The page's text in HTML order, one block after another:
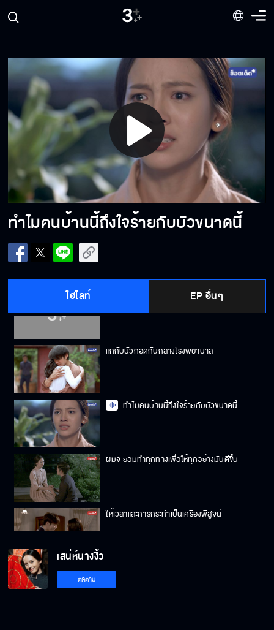
Play
Video
ทำไมคนบ้านนี้ถึงใจร้ายกับบัวขนาดนี้
ไฮไลท์ EP อื่นๆ
ไปบอกป๊าเธอให้ลดค่าสินสอดเลยนะ
เพราะอะไรคุณถึงรักฉัน
ในที่สุดผมก็ได้ยินคำว่ารักจากปากคุณ
แกกับบัวกอดกันกลางโรงพยาบาล
ทำไมคนบ้านนี้ถึงใจร้ายกับบัวขนาดนี้
ผมจะยอมทำทุกทางเพื่อให้ทุกอย่างมันดีขึ้น
ให้เวลาและการกระทำเป็นเครื่องพิสูจน์
เป็นแค่คนชั้นต่ำ บังอาจมีธรรมเนียมกับเขาด้วย
เสน่ห์นางงิ้ว
ติดตาม